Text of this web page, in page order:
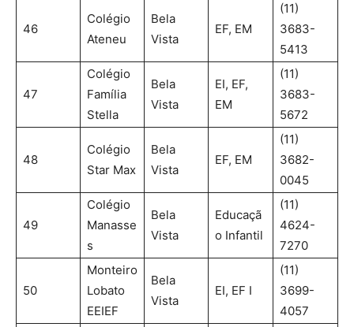
46
Colégio
Ateneu
Bela
Vista
EF, EM
(11)
3683-
5413
47
Colégio
Família
Stella
Bela
Vista
EI, EF,
EM
(11)
3683-
5672
48
Colégio
Star Max
Bela
Vista
EF, EM
(11)
3682-
0045
49
Colégio
Manasse
s
Bela
Vista
Educaçã
o Infantil
(11)
4624-
7270
50
Monteiro
Lobato
EEIEF
Bela
Vista
EI, EF I
(11)
3699-
4057